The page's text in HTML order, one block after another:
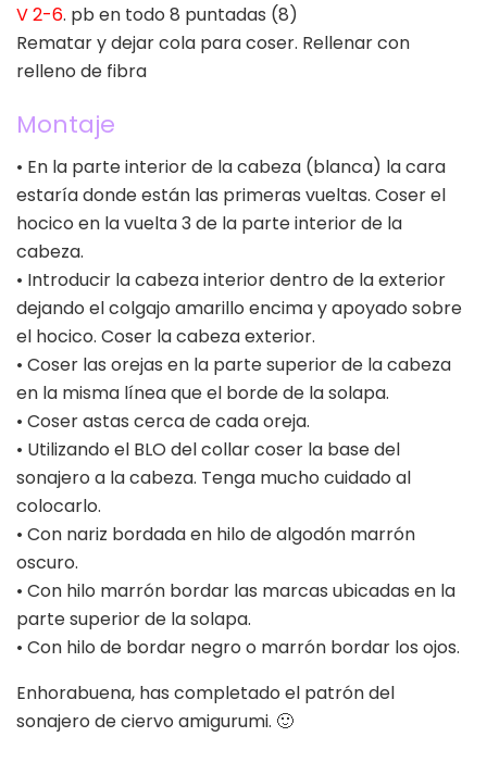
V 2-6. pb en todo 8 puntadas (8)
Rematar y dejar cola para coser. Rellenar con
relleno de fibra
Montaje
• En la parte interior de la cabeza (blanca) la cara
estaría donde están las primeras vueltas. Coser el
hocico en la vuelta 3 de la parte interior de la
cabeza.
• Introducir la cabeza interior dentro de la exterior
dejando el colgajo amarillo encima y apoyado sobre
el hocico. Coser la cabeza exterior.
• Coser las orejas en la parte superior de la cabeza
en la misma línea que el borde de la solapa.
• Coser astas cerca de cada oreja.
• Utilizando el BLO del collar coser la base del
sonajero a la cabeza. Tenga mucho cuidado al
colocarlo.
• Con nariz bordada en hilo de algodón marrón
oscuro.
• Con hilo marrón bordar las marcas ubicadas en la
parte superior de la solapa.
• Con hilo de bordar negro o marrón bordar los ojos.
Enhorabuena, has completado el patrón del
sonajero de ciervo amigurumi. 🙂